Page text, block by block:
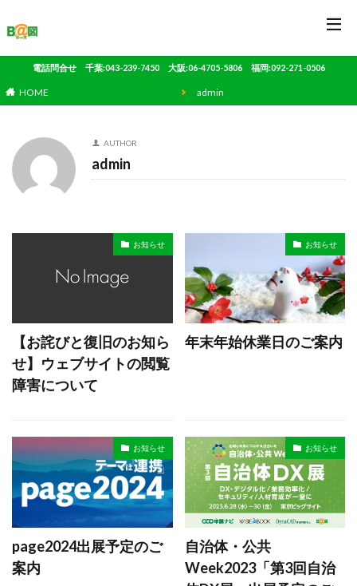
電話問合せ 千葉:043-239-7450 大阪:06-4705-5806 福岡:092-271-0506
HOME admin
AUTHOR
admin
お知らせ
【お詫びと復旧のお知ら
せ】ウェブサイトの閲覧
障害について
お知らせ
年末年始休業日のご案内
お知らせ
page2024出展予定のご
案内
お知らせ
自治体・公共
Week2023「第3回自治